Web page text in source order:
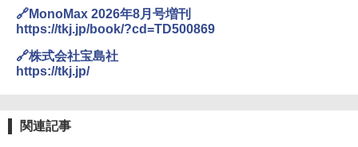
🔗MonoMax 2026年8月号増刊
https://tkj.jp/book/?cd=TD500869
🔗株式会社宝島社
https://tkj.jp/
関連記事